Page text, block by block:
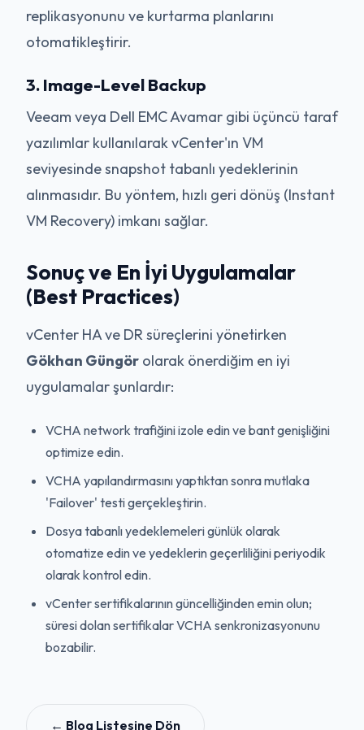
replikasyonunu ve kurtarma planlarını
otomatikleştirir.
3. Image-Level Backup
Veeam veya Dell EMC Avamar gibi üçüncü taraf
yazılımlar kullanılarak vCenter'ın VM
seviyesinde snapshot tabanlı yedeklerinin
alınmasıdır. Bu yöntem, hızlı geri dönüş (Instant
VM Recovery) imkanı sağlar.
Sonuç ve En İyi Uygulamalar
(Best Practices)
vCenter HA ve DR süreçlerini yönetirken
Gökhan Güngör olarak önerdiğim en iyi
uygulamalar şunlardır:
VCHA network trafiğini izole edin ve bant genişliğini
optimize edin.
VCHA yapılandırmasını yaptıktan sonra mutlaka
'Failover' testi gerçekleştirin.
Dosya tabanlı yedeklemeleri günlük olarak
otomatize edin ve yedeklerin geçerliliğini periyodik
olarak kontrol edin.
vCenter sertifikalarının güncelliğinden emin olun;
süresi dolan sertifikalar VCHA senkronizasyonunu
bozabilir.
← Blog Listesine Dön